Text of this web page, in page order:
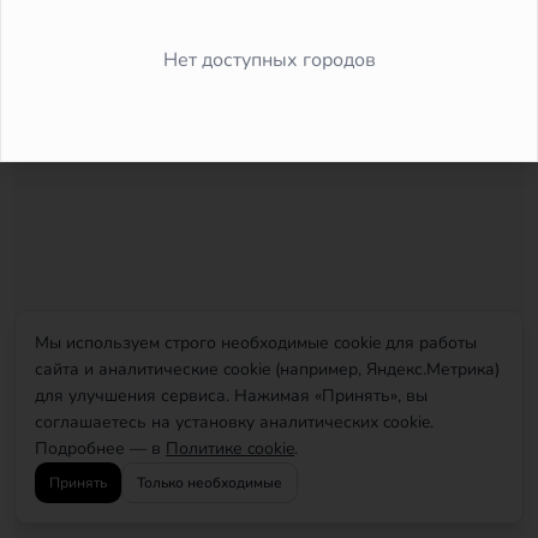
Мы используем строго необходимые cookie для работы
сайта и аналитические cookie (например, Яндекс.Метрика)
для улучшения сервиса. Нажимая «Принять», вы
соглашаетесь на установку аналитических cookie.
Подробнее — в Политике cookie.
Принять Только необходимые
Нет доступных городов